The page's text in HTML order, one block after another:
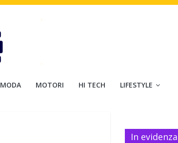
MODA MOTORI HI TECH LIFESTYLE
In evidenza